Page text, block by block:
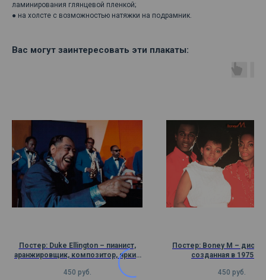
ламинирования глянцевой пленкой;
● на холсте с возможностью натяжки на подрамник.
Вас могут заинтересовать эти плакаты:
Постер: Duke Ellington – пианист,
аранжировщик, композитор, яркий
представитель джазового
искусства
450 руб.
Постер: Boney M – диско-
созданная в 1975
450 руб.